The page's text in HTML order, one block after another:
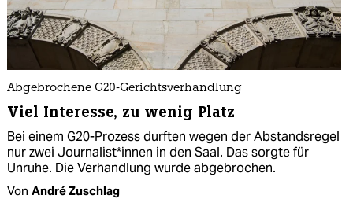
Abgebrochene G20-Gerichtsverhandlung
Viel Interesse, zu wenig Platz
Bei einem G20-Prozess durften wegen der Abstandsregel
nur zwei Journalist*innen in den Saal. Das sorgte für
Unruhe. Die Verhandlung wurde abgebrochen.
Von André Zuschlag